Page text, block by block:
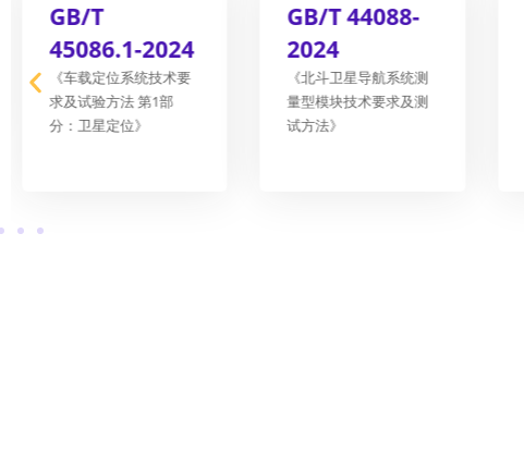
GB/T
45086.1-2024
《车载定位系统技术要
求及试验方法 第1部
分：卫星定位》
GB/T 44088-
2024
《北斗卫星导航系统测
量型模块技术要求及测
试方法》